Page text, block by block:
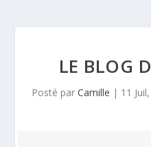
LE BLOG
Posté par Camille | 11